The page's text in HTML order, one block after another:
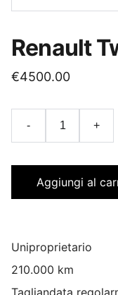
Renault
€4500.00
- +
Aggiungi al
Uniproprietario
210.000 km
Tagliandata